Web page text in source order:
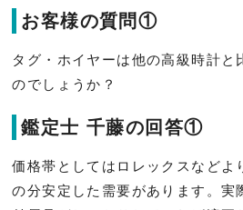
お客様の質問①
タグ・ホイヤーは他の高級時計と
のでしょうか？
鑑定士 千藤の回答①
価格帯としてはロレックスなどよ
の分安定した需要があります。実